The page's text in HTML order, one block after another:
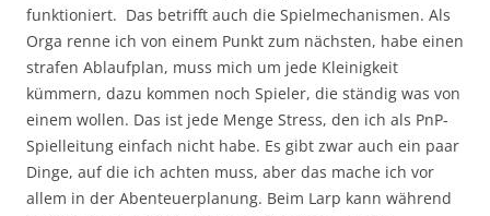
funktioniert. Das betrifft auch die Spielmechanismen. Als
Orga renne ich von einem Punkt zum nächsten, habe einen
strafen Ablaufplan, muss mich um jede Kleinigkeit
kümmern, dazu kommen noch Spieler, die ständig was von
einem wollen. Das ist jede Menge Stress, den ich als PnP-
Spielleitung einfach nicht habe. Es gibt zwar auch ein paar
Dinge, auf die ich achten muss, aber das mache ich vor
allem in der Abenteuerplanung. Beim Larp kann während